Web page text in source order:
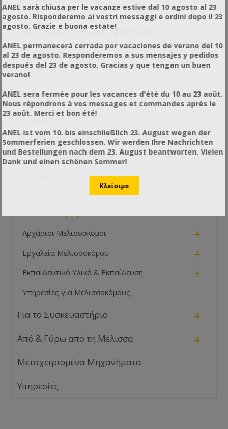
κ.ά.Χρησιμοποιείστε το όσο το δυνατόν
γρηγορότερα.
λεπτών μετά το τσίμπημα.
ΠΡΟΣΟΧΗ: Η χρίση τουASPIVENIN® δεν
αντικαθιστά την άμεση και υποχρεωτική
συμβουλή ιατρού που παραμένει απαραίτητη
τσιμπήματα/δαγκώματα δηλητηριώδη
τσιμπημάτων.
Αντενδείκνυται η χρήση του όταν το τσίμπημα είναι
βλεννογόνο του στόματος.
Μην προσπαθήσετε να βγάλετε το κεντρί της
μέλισσας πριν την χρήση τουASPIVENIN® . Το
κεντρί λειτουργεί σαν κανάλι για να τραβήξει
το
ΠΙΣΤΟΠΟΙΗΣΗ & ΣΗΜΑΝΣΗ CE
Τι είναι η σήμανση CE;
προϊόν συμμορφώνεται με τις απαιτήσεις οι οποίες
καθορίζονται από την κοινοτική νομοθεσία και
υποδηλώνει ότι το προϊόν μπορεί να κυκλοφορήσει
του προϊόντος και επομένως της σήμανσης CE έχει ο
κατασκευαστής.
Η μικροαντλία αναρρόφησης ASPIVENIN® έχει
πιστοποίηση ως συσκευή ιατρικής χρήσης:
93/42/CEE
Για το Μελισσοκομείο +
Για το Μελισσοκομικό Εργαστήριο
Για τις Μέλισσες +
Για το Μελισσοκόμο
Ρουχισμός - Προστατευτικά μέσα -
Μάσκες - Μπουφάν +
Στολές Ολόσωμες - Φόρμες +
Μετά το τσίμπημα
Αρχάριοι Μελισσοκόμοι +
Εργαλεία Μελισσοκόμου +
Εκπαιδευτικό Υλικό & Εκπαίδευση +
Υπηρεσίες για Μελισσοκόμους
Για το Συσκευαστήριο +
Από & Γύρω από τη Μέλισσα +
Μεταχειρισμένα Μηχανήματα
Υπηρεσίες
ANEL sarà chiusa per le vacanze estive dal 10 agosto al 23
agosto. Risponderemo ai vostri messaggi e ordini dopo il 23
agosto. Grazie e buona estate!
ANEL permanecerá cerrada por vacaciones de verano del 10
al 23 de agosto. Responderemos a sus mensajes y pedidos
después del 23 de agosto. Gracias y que tengan un buen
verano!
ANEL sera fermée pour les vacances d'été du 10 au 23 août.
Nous répondrons à vos messages et commandes après le
23 août. Merci et bon été!
ANEL ist vom 10. bis einschließlich 23. August wegen der
Sommerferien geschlossen. Wir werden Ihre Nachrichten
und Bestellungen nach dem 23. August beantworten. Vielen
Dank und einen schönen Sommer!